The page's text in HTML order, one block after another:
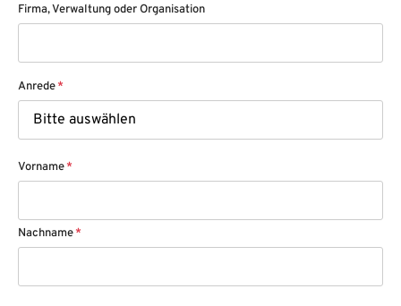
Firma, Verwaltung oder Organisation
Anrede*
Vorname*
Nachname*